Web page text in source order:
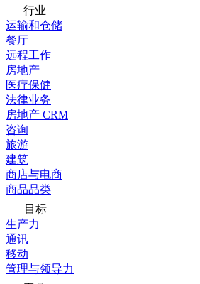
行业
运输和仓储
餐厅
远程工作
房地产
医疗保健
法律业务
房地产 CRM
咨询
旅游
建筑
商店与电商
商品品类
目标
生产力
通讯
移动
管理与领导力